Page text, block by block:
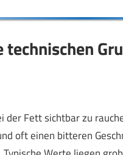
der Fett sichtbar zu
oft einen bitteren